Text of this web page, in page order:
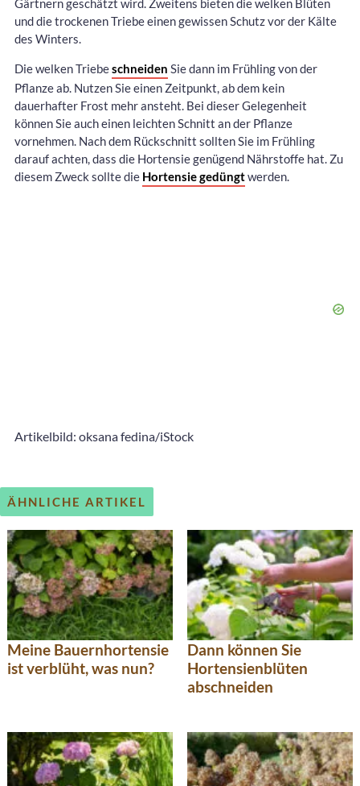
Gärtnern geschätzt wird. Zweitens bieten die welken Blüten
und die trockenen Triebe einen gewissen Schutz vor der Kälte
des Winters.
Die welken Triebeschneiden Sie dann im Frühling von der
Pflanze ab. Nutzen Sie einen Zeitpunkt, ab dem kein
dauerhafter Frost mehr ansteht. Bei dieser Gelegenheit
können Sie auch einen leichten Schnitt an der Pflanze
vornehmen. Nach dem Rückschnitt sollten Sie im Frühling
darauf achten, dass die Hortensie genügend Nährstoffe hat. Zu
diesem Zweck sollte die Hortensie gedüngtwerden.
Artikelbild: oksana fedina/iStock
ÄHNLICHE ARTIKEL
Meine Bauernhortensie
ist verblüht, was nun?
Dann können Sie
Hortensienblüten
abschneiden